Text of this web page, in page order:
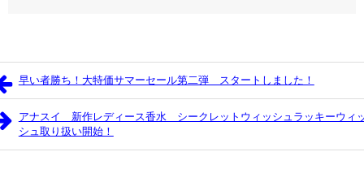
早い者勝ち！大特価サマーセール第二弾 スタートしました！
アナスイ 新作レディース香水 シークレットウィッシュラッキーウィ
シュ取り扱い開始！